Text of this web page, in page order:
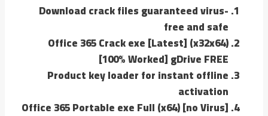
Download crack files guaranteed virus-
free and safe
Office 365 Crack exe [Latest] (x32x64)
[100% Worked] gDrive FREE
Product key loader for instant offline
activation
Office 365 Portable exe Full (x64) [no Virus]